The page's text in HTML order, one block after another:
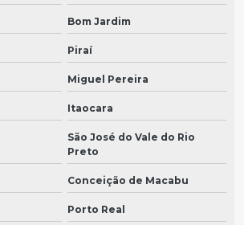
Bom Jardim
Piraí
Miguel Pereira
Itaocara
São José do Vale do Rio
Preto
Conceição de Macabu
Porto Real